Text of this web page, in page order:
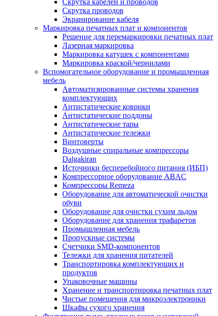
Скрутка кабелей и проводов
Скрутка проводов
Экранирование кабеля
Маркировка печатных плат и компонентов
Решение для перемаркировки печатных плат
Лазерная маркировка
Маркировка катушек с компонентами
Маркировка краской/чернилами
Вспомогательное оборудование и промышленная
мебель
Автоматизированные системы хранения
комплектующих
Антистатические коврики
Антистатические поддоны
Антистатические тары
Антистатические тележки
Винтоверты
Воздушные спиральные компрессоры
Dalgakiran
Источники бесперебойного питания (ИБП)
Компрессорное оборудование ABAC
Компрессоры Remeza
Оборудование для автоматической очистки
обуви
Оборудование для очистки сухим льдом
Оборудование для хранения трафаретов
Промышленная мебель
Пропускные системы
Счетчики SMD-компонентов
Тележки для xранения питателей
Транспортировка комплектующих и
продуктов
Упаковочные машины
Хранение и транспортировка печатных плат
Чистые помещения для микроэлектроники
Шкафы сухого хранения